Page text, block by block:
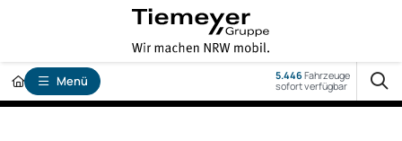
Menü 5.446Fahrzeuge
sofort verfügbar